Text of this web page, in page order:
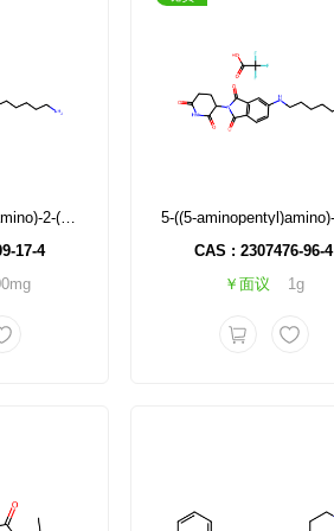
5-((6-aminohexyl)amino)-2-(2,6-dioxopiperidin-3-yl)isoindoline-1,3-dione trifluoroacetate
17-4
CAS : 2307476-96-4
￥面议
1g